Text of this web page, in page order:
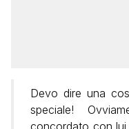
Devo dire una
speciale!